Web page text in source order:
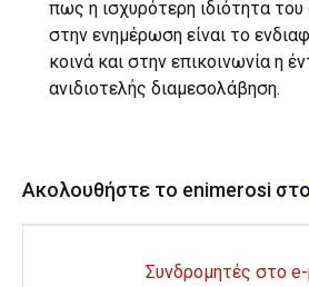
πως η ισχυρότερη ιδιότητα
στην ενημέρωση είναι το
κοινά και στην επικοινωνία η
ανιδιοτελής διαμεσολάβηση.
Ακολουθήστε το enimerosi στο
Συνδρομητές στο